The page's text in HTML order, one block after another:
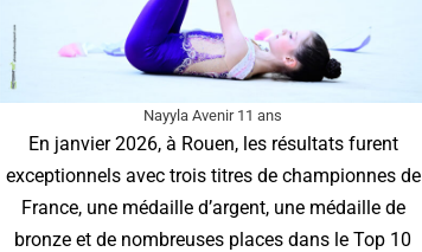
Nayyla Avenir 11 ans
En janvier 2026, à Rouen, les résultats furent
exceptionnels avec trois titres de championnes de
France, une médaille d’argent, une médaille de
bronze et de nombreuses places dans le Top 10